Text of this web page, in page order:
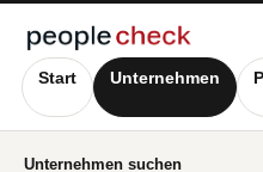
Start Unternehmen
Unternehmen suchen